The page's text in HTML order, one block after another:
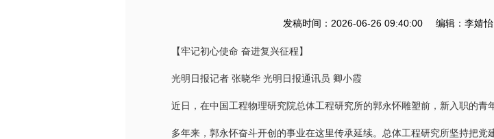
发稿时间：2026-06-26 09:40:00 编辑：李婧怡
【牢记初心使命 奋进复兴征程】
光明日报记者 张晓华 光明日报通讯员 卿小霞
近日，在中国工程物理研究院总体工程研究所的郭永怀雕塑前，新入职的青
多年来，郭永怀奋斗开创的事业在这里传承延续。总体工程研究所坚持把党